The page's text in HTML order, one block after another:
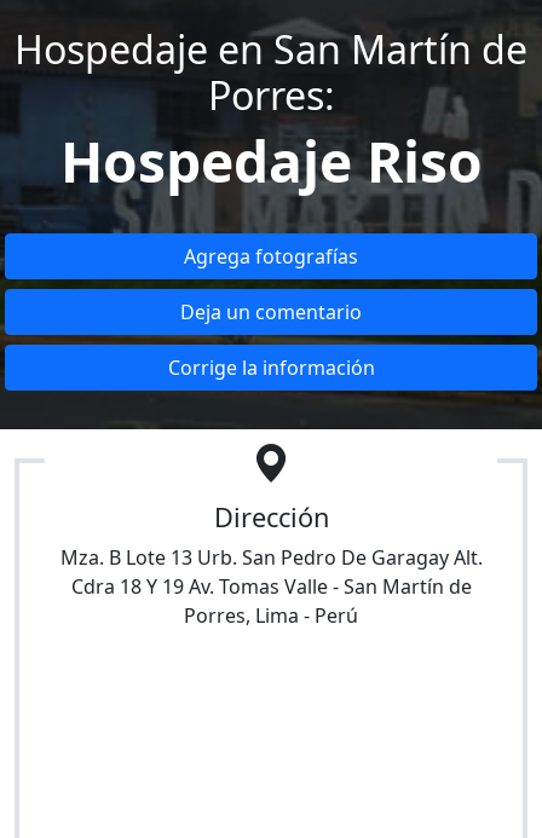
Hospedaje en San Martín de
Porres:
Hospedaje Riso
Agrega fotografías
Deja un comentario
Corrige la información
Dirección
Mza. B Lote 13 Urb. San Pedro De Garagay Alt.
Cdra 18 Y 19 Av. Tomas Valle-San Martín de
Porres, Lima - Perú